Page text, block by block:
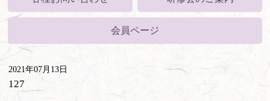
会員ページ
2021年07月13日
127